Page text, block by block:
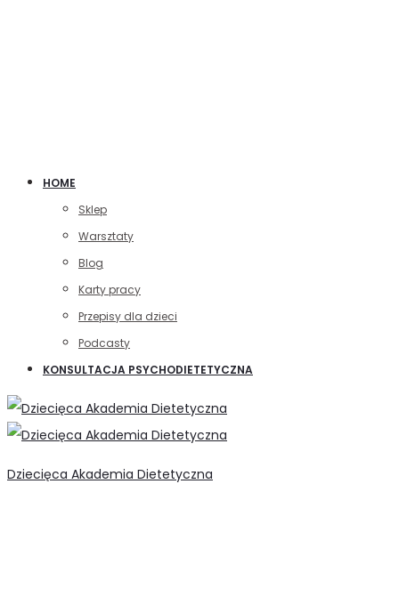
HOME
Sklep
Warsztaty
Blog
Karty pracy
Przepisy dla dzieci
Podcasty
KONSULTACJA PSYCHODIETETYCZNA
Dziecięca Akademia Dietetyczna